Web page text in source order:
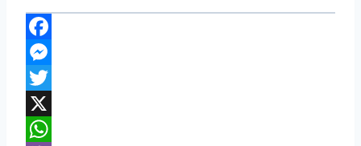
F
a
c
e
M
e
s
T
w
X